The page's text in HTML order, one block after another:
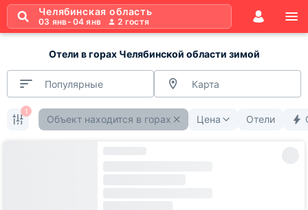
Челябинская область
03 янв- 04 янв 2 гостя
Отели в горах Челябинской области зимой
Популярные Карта
Объект находится в горах Цена Отели
1